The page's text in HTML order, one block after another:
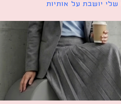
על אותיות